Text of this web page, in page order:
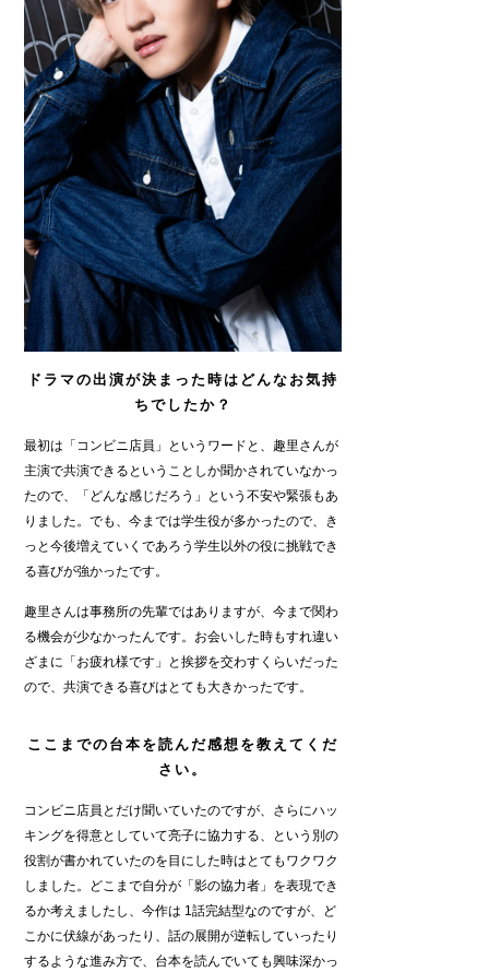
ドラマの出演が決まった時はどんなお気持
ちでしたか？
最初は「コンビニ店員」というワードと、趣里さんが
主演で共演できるということしか聞かされていなかっ
たので、「どんな感じだろう」という不安や緊張もあ
りました。でも、今までは学生役が多かったので、き
っと今後増えていくであろう学生以外の役に挑戦でき
る喜びが強かったです。
趣里さんは事務所の先輩ではありますが、今まで関わ
る機会が少なかったんです。お会いした時もすれ違い
ざまに「お疲れ様です」と挨拶を交わすくらいだった
ので、共演できる喜びはとても大きかったです。
ここまでの台本を読んだ感想を教えてくだ
さい。
コンビニ店員とだけ聞いていたのですが、さらにハッ
キングを得意としていて亮子に協力する、という別の
役割が書かれていたのを目にした時はとてもワクワク
しました。どこまで自分が「影の協力者」を表現でき
るか考えましたし、今作は 1話完結型なのですが、ど
こかに伏線があったり、話の展開が逆転していったり
するような進み方で、台本を読んでいても興味深かっ